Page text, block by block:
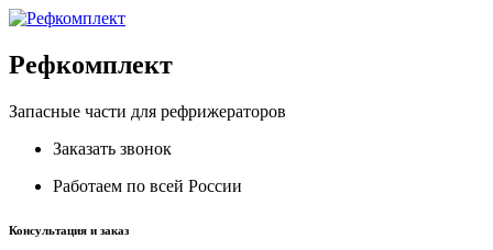
Рефкомплект
Запасные части для рефрижераторов
Заказать звонок
Работаем по всей России
Консультация и заказ